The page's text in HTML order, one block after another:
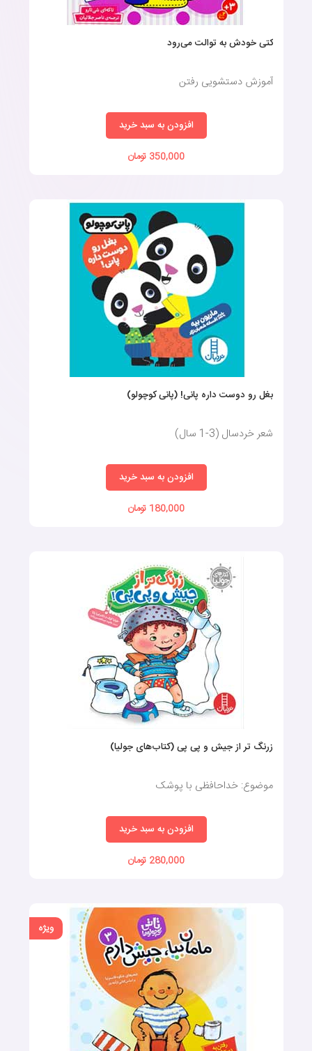
کتی خودش به توالت می‌رود
آموزش دستشویی رفتن
افزودن به سبد خرید
350,000 تومان
بغل رو دوست داره پانی! (پانی کوچولو)
شعر خردسال (3-1 سال)
افزودن به سبد خرید
180,000 تومان
زرنگ‌ تر از جیش و پی‌ پی (کتاب‌های جولیا)
موضوع: خداحافظی با پوشک
افزودن به سبد خرید
280,000 تومان
ویژه